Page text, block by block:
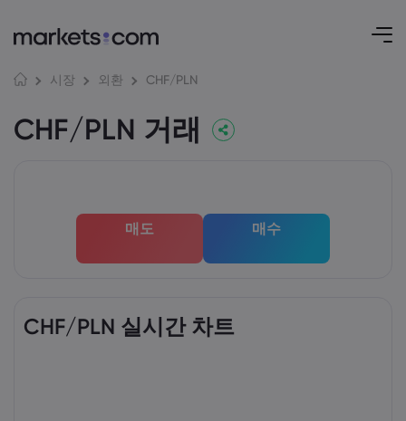
시장 외환 CHF/PLN
CHF/PLN 거래
매도 매수
CHF/PLN 실시간 차트